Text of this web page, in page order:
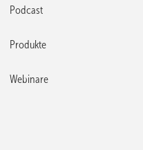
Gelegenheit, das
Trends der Branche
ermöglichte den Teilnehmern
und die Qualitätsstandards.
folgten Produktpräsentationen
waren Systemlösungen,
wie der Aufbau einer gefliesten
Die selbstklebenden Blanke
Podcast
Produkte
Webinare